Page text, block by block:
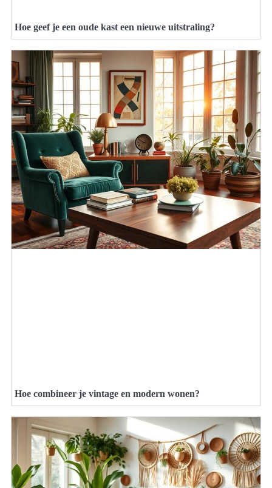
Hoe geef je een oude kast een nieuwe uitstraling?
Hoe combineer je vintage en modern wonen?